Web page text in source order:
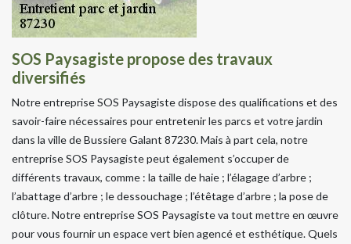
SOS Paysagiste propose des travaux
diversifiés
Notre entreprise SOS Paysagiste dispose des qualifications et des
savoir-faire nécessaires pour entretenir les parcs et votre jardin
dans la ville de Bussiere Galant 87230. Mais à part cela, notre
entreprise SOS Paysagiste peut également s’occuper de
différents travaux, comme : la taille de haie ; l’élagage d’arbre ;
l’abattage d’arbre ; le dessouchage ; l’étêtage d’arbre ; la pose de
clôture. Notre entreprise SOS Paysagiste va tout mettre en œuvre
pour vous fournir un espace vert bien agencé et esthétique. Quels